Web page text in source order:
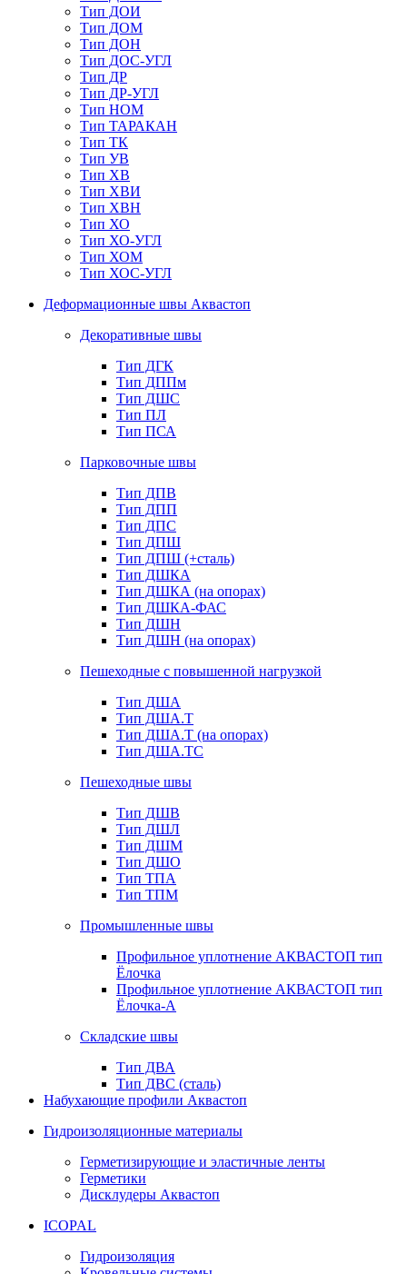
Тип ДОИ
Тип ДОМ
Тип ДОН
Тип ДОС-УГЛ
Тип ДР
Тип ДР-УГЛ
Тип НОМ
Тип ТАРАКАН
Тип ТК
Тип УВ
Тип ХВ
Тип ХВИ
Тип ХВН
Тип ХО
Тип ХО-УГЛ
Тип ХОМ
Тип ХОС-УГЛ
Деформационные швы Аквастоп
Декоративные швы
Тип ДГК
Тип ДППм
Тип ДШС
Тип ПЛ
Тип ПСА
Парковочные швы
Тип ДПВ
Тип ДПП
Тип ДПС
Тип ДПШ
Тип ДПШ (+сталь)
Тип ДШКА
Тип ДШКА (на опорах)
Тип ДШКА-ФАС
Тип ДШН
Тип ДШН (на опорах)
Пешеходные с повышенной нагрузкой
Тип ДША
Тип ДША.Т
Тип ДША.Т (на опорах)
Тип ДША.ТС
Пешеходные швы
Тип ДШВ
Тип ДШЛ
Тип ДШМ
Тип ДШО
Тип ТПА
Тип ТПМ
Промышленные швы
Профильное уплотнение АКВАСТОП тип
Ёлочка
Профильное уплотнение АКВАСТОП тип
Ёлочка-А
Складские швы
Тип ДВА
Тип ДВС (сталь)
Набухающие профили Аквастоп
Гидроизоляционные материалы
Герметизирующие и эластичные ленты
Герметики
Дисклудеры Аквастоп
ICOPAL
Гидроизоляция